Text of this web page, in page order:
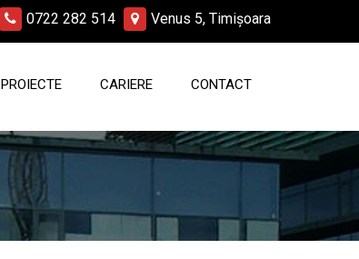
0722 282 514 Venus 5, Timișoara
PROIECTE CARIERE CONTACT